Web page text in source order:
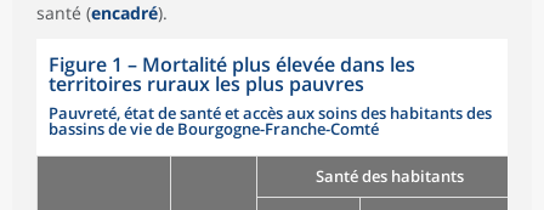
santé (encadré).
Figure 1 – Mortalité plus élevée dans les
territoires ruraux les plus pauvres
Pauvreté, état de santé et accès aux soins des habitants des
bassins de vie de Bourgogne-Franche-Comté
Santé des habitants